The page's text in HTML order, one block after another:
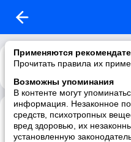
Применяются
Прочитать правила их
Возможны упоминания
В контенте могут
информация. Незаконное
средств, психотропных
вред здоровью, их
установленную
Call Me a Spaceman
Hardwell vs. Collin